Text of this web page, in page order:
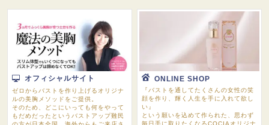
オフィシャルサイト
ゼロからバストを作り上げるオリジナ
ルの美胸メソッドをご提供。
そのため、どこにいっても何をやって
もだめだったというバストアップ難民
ONLINE SHOP
『バストを通してたくさんの女性の笑
顔を作り、輝く人生を手に入れて欲し
い』
という願いを込めて作られた、思わず
毎日手に取りたくなるCOCIAオリジナ
メルマガ